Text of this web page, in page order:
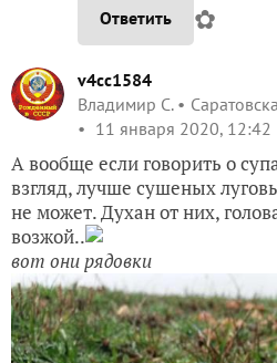
Ответить ✿
v4cc1584
Владимир С.
11 января 2020, 12:42
А вообще если говорить о
взгляд, лучше сушеных
не может. Духан от них,
возжой..
вот они рядовки